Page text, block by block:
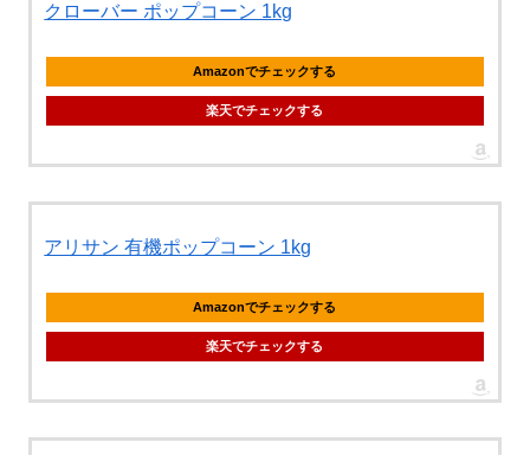
クローバー ポップコーン 1kg
Amazonでチェックする
楽天でチェックする
アリサン 有機ポップコーン 1kg
Amazonでチェックする
楽天でチェックする